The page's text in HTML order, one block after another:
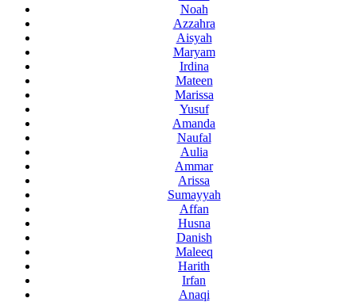
Noah
Azzahra
Aisyah
Maryam
Irdina
Mateen
Marissa
Yusuf
Amanda
Naufal
Aulia
Ammar
Arissa
Sumayyah
Affan
Husna
Danish
Maleeq
Harith
Irfan
Anaqi